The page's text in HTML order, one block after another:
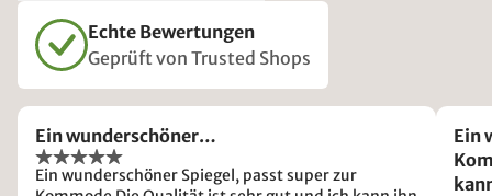
Echte Bewertungen
Geprüft von Trusted Shops
Ein wunderschöner…
Ein wunderschöner Spiegel, passt super zur
Ein